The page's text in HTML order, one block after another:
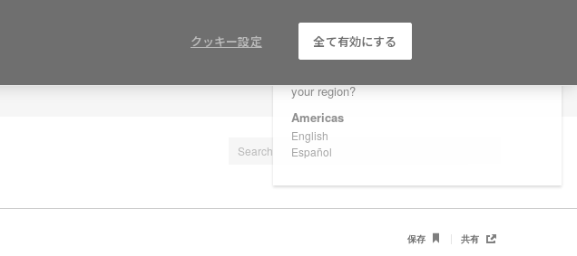
Are you in United States?
your region?
Americas
English
Español
保存 共有
クッキー設定 全て有効にする